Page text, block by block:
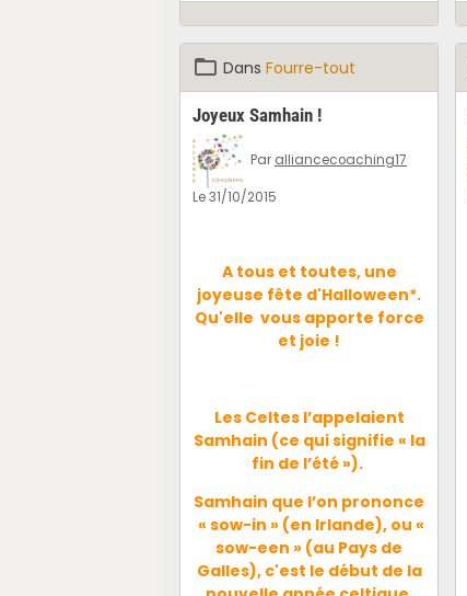
Dans Fourre-tout
Joyeux Samhain !
Par alliancecoaching17
Le 31/10/2015
​A tous et toutes, une
joyeuse fête d'Halloween*.
Qu'elle vous apporte force
et joie !
Les Celtes l’appelaient
Samhain (ce qui signifie « la
fin de l’été »).
Samhain que l’on prononce
« sow-in » (en Irlande), ou «
sow-een » (au Pays de
Galles), c'est le début de la